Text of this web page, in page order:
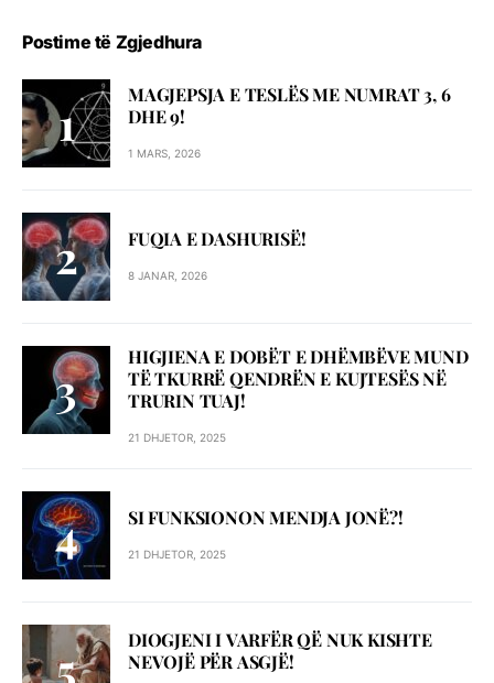
Postime të Zgjedhura
MAGJEPSJA E TESLËS ME NUMRAT 3, 6
DHE 9!
1 MARS, 2026
FUQIA E DASHURISË!
8 JANAR, 2026
HIGJIENA E DOBËT E DHËMBËVE MUND
TË TKURRË QENDRËN E KUJTESËS NË
TRURIN TUAJ!
21 DHJETOR, 2025
SI FUNKSIONON MENDJA JONË?!
21 DHJETOR, 2025
DIOGJENI I VARFËR QË NUK KISHTE
NEVOJË PËR ASGJË!